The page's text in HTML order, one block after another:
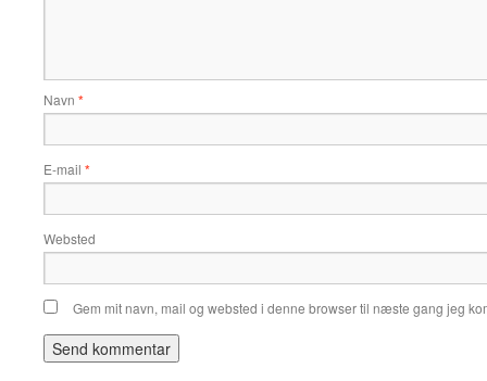
Navn *
E-mail *
Websted
Gem mit navn, mail og websted i denne browser til næste gang jeg